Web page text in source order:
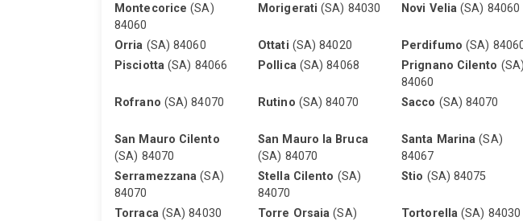
Montecorice (SA)
84060
Morigerati (SA) 84030 Novi Velia (SA) 84060
Orria (SA) 84060 Ottati (SA) 84020 Perdifumo (SA)
Pisciotta(SA) 84066 Pollica(SA) 84068 Prignano Cilento (SA)
84060
Rofrano (SA) 84070 Rutino (SA) 84070 Sacco (SA) 84070
San Mauro Cilento
(SA) 84070
San Mauro la Bruca
(SA) 84070
Santa Marina (SA)
84067
Serramezzana (SA)
84070
Stella Cilento (SA)
84070
Stio (SA) 84075
Torraca(SA) 84030 Torre Orsaia (SA)
Tortorella (SA) 84030